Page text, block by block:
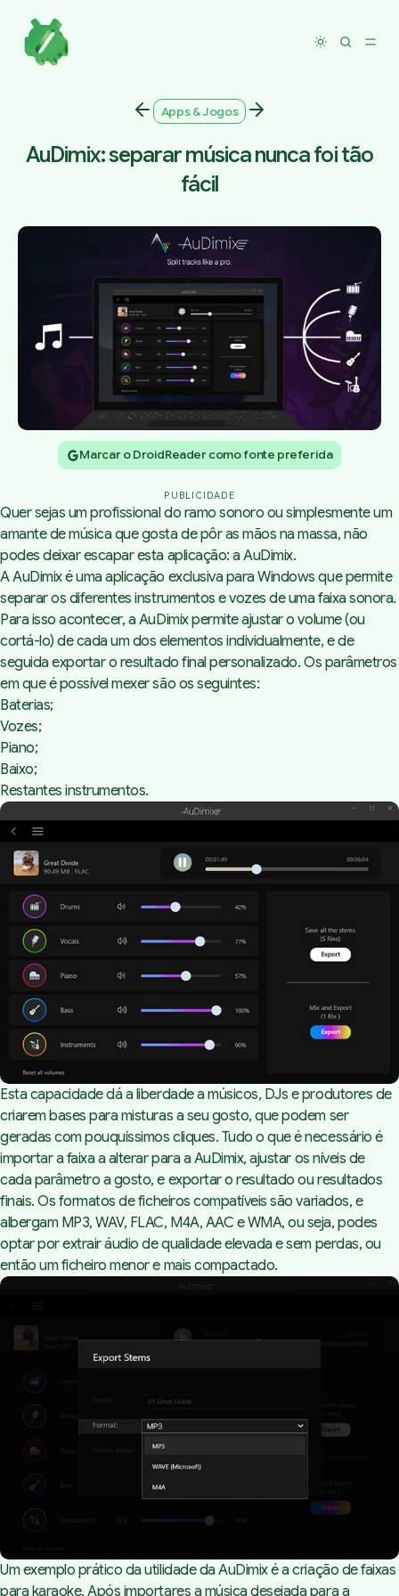
Toggle
Apps & Jogos
AuDimix: separar música nunca foi tão
fácil
Marcar o DroidReader como fonte preferida
PUBLICIDADE
Quer sejas um profissional do ramo sonoro ou simplesmente um
amante de música que gosta de pôr as mãos na massa, não
podes deixar escapar esta aplicação: aAuDimix.
AAuDimixé uma aplicação exclusiva para Windows que permite
separar os diferentes instrumentos e vozes de uma faixa sonora.
Para isso acontecer, aAuDimixpermite ajustar o volume (ou
cortá-lo) de cada um dos elementos individualmente, e de
seguida exportar o resultado final personalizado. Os parâmetros
em que é possível mexer são os seguintes:
Baterias;
Vozes;
Piano;
Baixo;
Restantes instrumentos.
Esta capacidade dá a liberdade a músicos, DJs e produtores de
criarem bases para misturas a seu gosto, que podem ser
geradas com pouquíssimos cliques. Tudo o que é necessário é
importar a faixa a alterar para aAuDimix, ajustar os níveis de
cada parâmetro a gosto, e exportar o resultado ou resultados
finais. Os formatos de ficheiros compatíveis são variados, e
albergam MP3, WAV, FLAC, M4A, AAC e WMA, ou seja, podes
optar por extrair áudio de qualidade elevada e sem perdas, ou
então um ficheiro menor e mais compactado.
Um exemplo prático da utilidade daAuDimixé a criação de faixas
para karaoke. Após importares a música desejada para a